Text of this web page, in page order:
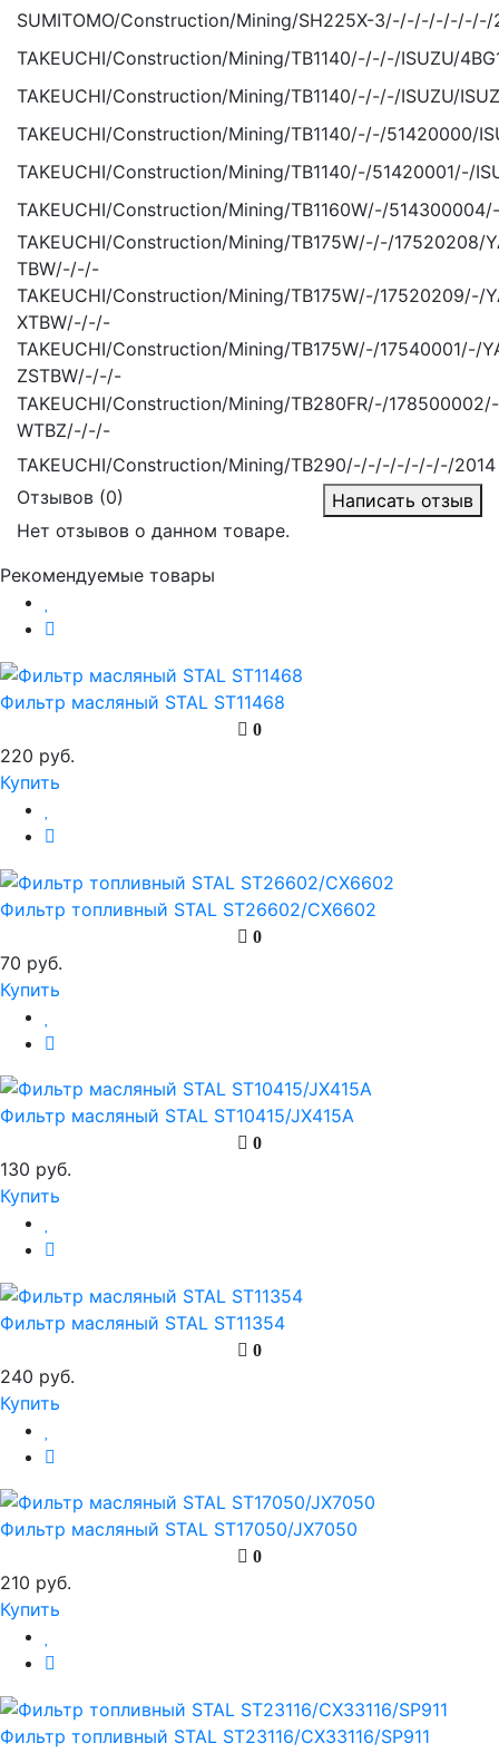
SUMITOMO/Construction/Mining/SH225X-3/-/-/-/-/-/-/-/
TAKEUCHI/Construction/Mining/TB1140/-/-/-/ISUZU/
TAKEUCHI/Construction/Mining/TB1140/-/-/-/ISUZU/
TAKEUCHI/Construction/Mining/TB1140/-/-/51420000/
TAKEUCHI/Construction/Mining/TB1140/-/51420001/-/
TAKEUCHI/Construction/Mining/TB1160W/-/
TAKEUCHI/Construction/Mining/TB175W/-/-/17520208/
TBW/-/-/-
TAKEUCHI/Construction/Mining/TB175W/-/17520209/-/
XTBW/-/-/-
TAKEUCHI/Construction/Mining/TB175W/-/17540001/-/
ZSTBW/-/-/-
TAKEUCHI/Construction/Mining/TB280FR/-/
WTBZ/-/-/-
TAKEUCHI/Construction/Mining/TB290/-/-/-/-/-/-/-/2014
Отзывов (0)
Написать отзыв
Нет отзывов о данном товаре.
Рекомендуемые товары
Фильтр масляный STAL ST11468
0
220 руб.
Купить
Фильтр топливный STAL ST26602/CX6602
0
70 руб.
Купить
Фильтр масляный STAL ST10415/JX415A
0
130 руб.
Купить
Фильтр масляный STAL ST11354
0
240 руб.
Купить
Фильтр масляный STAL ST17050/JX7050
0
210 руб.
Купить
Фильтр топливный STAL ST23116/CX33116/SP911